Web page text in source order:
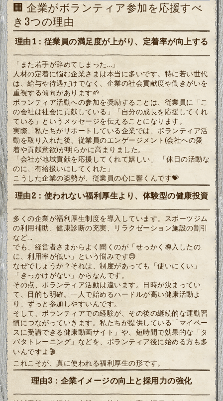
🏢 企業がボランティア参加を応援すべ
き3つの理由
理由1：従業員の満足度が上がり、定着率が向上する
「また若手が辞めてしまった...」
人材の定着に悩む企業さまは本当に多いです。特に若い世代
は、給与や待遇だけでなく、企業の社会貢献度や働きがいを
重視する傾向があります🌱
ボランティア活動への参加を奨励することは、従業員に「こ
の会社は社会に貢献している」「自分の成長を応援してくれ
ている」というメッセージを伝えることになります。
実際、私たちがサポートしている企業では、ボランティア活
動を取り入れた後、従業員のエンゲージメント(会社への愛
着や貢献意欲)が明らかに高まりました。
「会社が地域貢献を応援してくれて嬉しい」 「休日の活動な
のに、有給扱いにしてくれた」
こうした企業の姿勢が、従業員の心に響くんです💝
理由2：使われない福利厚生より、体験型の健康投資
多くの企業が福利厚生制度を導入しています。スポーツジム
の利用補助、健康診断の充実、リラクゼーション施設の割引
など...
でも、経営者さまからよく聞くのが「せっかく導入したの
に、利用率が低い」という悩みです😓
なぜでしょうか？それは、制度があっても「使いにくい」
「きっかけがない」からなんです。
その点、ボランティア活動は違います。日時が決まってい
て、目的も明確。一人で始めるハードルが高い健康活動よ
り、ずっと参加しやすいんです。
そして、ボランティアでの経験が、その後の継続的な運動習
慣につながっていきます。私たちが提供している「マイペー
スに受講できる健康動画サイト」や、短時間で効果的な「タ
バタトレーニング」などを、ボランティア後に始める方も多
いんですよ🎬
これこそが、真に使われる福利厚生の形です。
理由3：企業イメージの向上と採用力の強化